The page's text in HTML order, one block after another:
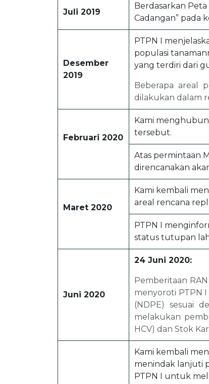
Juli 2019
Berdasarkan
Cadangan” pada
Desember
2019
PTPN I
populasi
yang terdiri dari
Beberapa areal
dilakukan dalam
Februari 2020
Kami
tersebut.
Atas permintaan
direncanakan
Maret 2020
Kami kembali
areal rencana
PTPN I
status tutupan
Juni 2020
24 Juni 2020:
Pemberitaan
menyoroti PTPN I
(NDPE) sesuai
melakukan
HCV) dan Stok
Kami kembali
menindak lanjuti
PTPN I untuk